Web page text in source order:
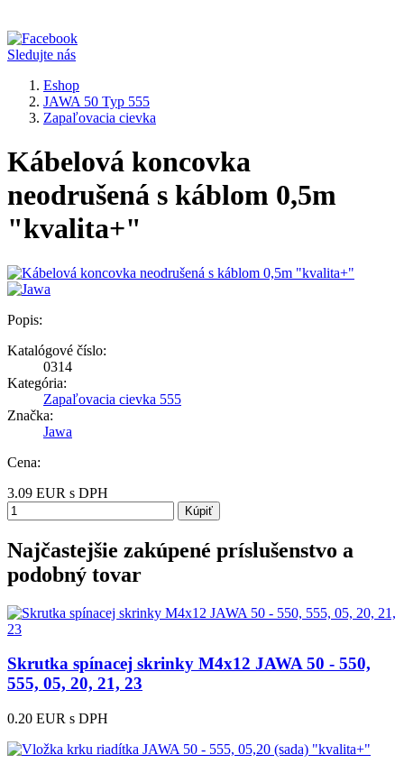
Sledujte nás
Eshop
JAWA 50 Typ 555
Zapaľovacia cievka
Kábelová koncovka
neodrušená s káblom 0,5m
"kvalita+"
Popis:
Katalógové číslo:
0314
Kategória:
Zapaľovacia cievka 555
Značka:
Jawa
Cena:
3.09 EUR s DPH
Kúpiť
Najčastejšie zakúpené príslušenstvo a
podobný tovar
Skrutka spínacej skrinky M4x12 JAWA 50 - 550,
555, 05, 20, 21, 23
0.20 EUR s DPH